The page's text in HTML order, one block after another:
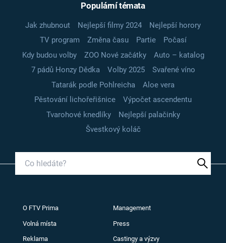
Populární témata
Jak zhubnout Nejlepší filmy 2024
Nejlepší horory
TV program
Změna času Partie
Počasí
Kdy budou volby
ZOO Nové začátky
Auto – katalog
7 pádů Honzy Dědka
Volby 2025
Svařené víno
Tatarák podle Pohlreicha
Aloe vera
Pěstování lichořeřišnice
Výpočet ascendentu
Tvarohové knedlíky
Nejlepší palačinky
Švestkový koláč
O FTV Prima Management
Volná místa Press
Reklama Castingy a výzvy